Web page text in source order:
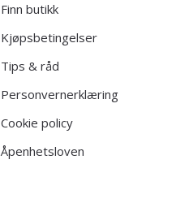
Finn butikk
Kjøpsbetingelser
Tips & råd
Personvernerklæring
Cookie policy
Åpenhetsloven